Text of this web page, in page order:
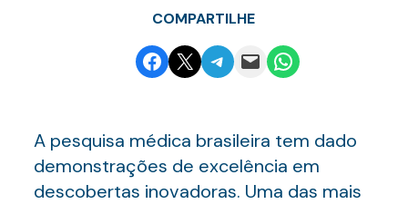
COMPARTILHE
Share on Facebook
Email this PageShare on Telegram
Email this PageShare on WhatsApp
A pesquisa médica brasileira tem dado
demonstrações de excelência em
descobertas inovadoras. Uma das mais